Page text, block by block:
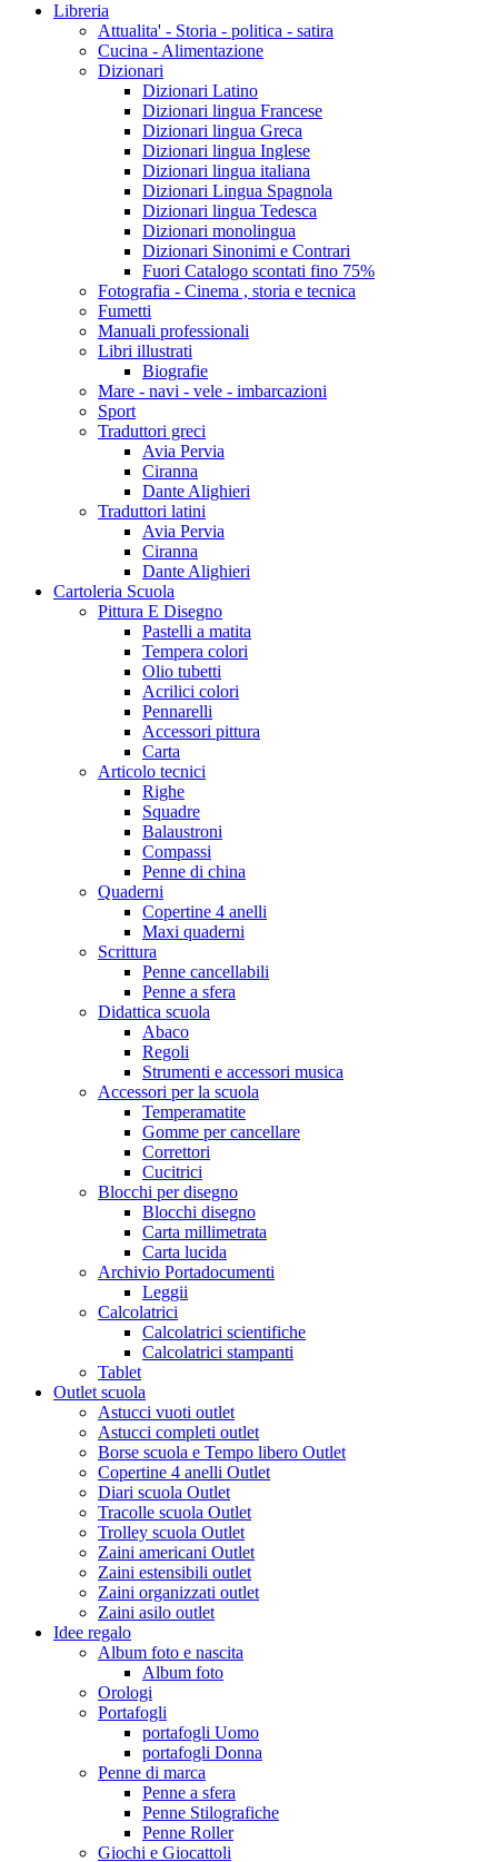
Libreria
Attualita' - Storia - politica - satira
Cucina - Alimentazione
Dizionari
Dizionari Latino
Dizionari lingua Francese
Dizionari lingua Greca
Dizionari lingua Inglese
Dizionari lingua italiana
Dizionari Lingua Spagnola
Dizionari lingua Tedesca
Dizionari monolingua
Dizionari Sinonimi e Contrari
Fuori Catalogo scontati fino 75%
Fotografia - Cinema , storia e tecnica
Fumetti
Manuali professionali
Libri illustrati
Biografie
Mare - navi - vele - imbarcazioni
Sport
Traduttori greci
Avia Pervia
Ciranna
Dante Alighieri
Traduttori latini
Avia Pervia
Ciranna
Dante Alighieri
Cartoleria Scuola
Pittura E Disegno
Pastelli a matita
Tempera colori
Olio tubetti
Acrilici colori
Pennarelli
Accessori pittura
Carta
Articolo tecnici
Righe
Squadre
Balaustroni
Compassi
Penne di china
Quaderni
Copertine 4 anelli
Maxi quaderni
Scrittura
Penne cancellabili
Penne a sfera
Didattica scuola
Abaco
Regoli
Strumenti e accessori musica
Accessori per la scuola
Temperamatite
Gomme per cancellare
Correttori
Cucitrici
Blocchi per disegno
Blocchi disegno
Carta millimetrata
Carta lucida
Archivio Portadocumenti
Leggii
Calcolatrici
Calcolatrici scientifiche
Calcolatrici stampanti
Tablet
Outlet scuola
Astucci vuoti outlet
Astucci completi outlet
Borse scuola e Tempo libero Outlet
Copertine 4 anelli Outlet
Diari scuola Outlet
Tracolle scuola Outlet
Trolley scuola Outlet
Zaini americani Outlet
Zaini estensibili outlet
Zaini organizzati outlet
Zaini asilo outlet
Idee regalo
Album foto e nascita
Album foto
Orologi
Portafogli
portafogli Uomo
portafogli Donna
Penne di marca
Penne a sfera
Penne Stilografiche
Penne Roller
Giochi e Giocattoli